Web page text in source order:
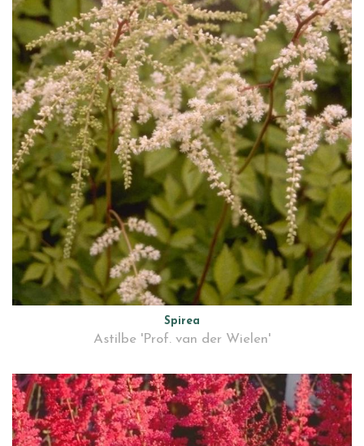
Spirea
Astilbe 'Prof. van der Wielen'